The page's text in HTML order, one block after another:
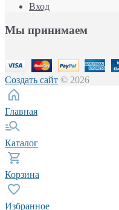
Вход
Мы принимаем
Создать сайт © 2026
Главная
Каталог
Корзина
Избранное